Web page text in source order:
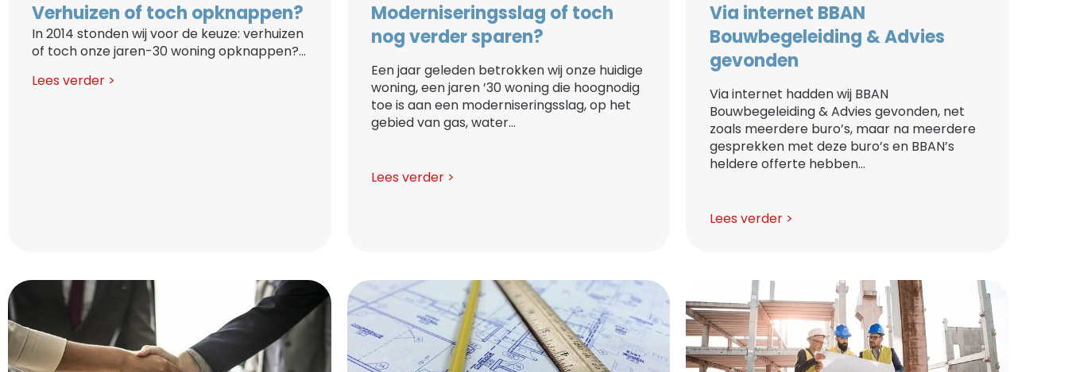
Verhuizen of toch opknappen?
In 2014 stonden wij voor de keuze: verhuizen
of toch onze jaren-30 woning opknappen?...
Lees verder >
Moderniseringsslag of toch
nog verder sparen?
Een jaar geleden betrokken wij onze huidige
woning, een jaren ’30 woning die hoognodig
toe is aan een moderniseringsslag, op het
gebied van gas, water...
Lees verder >
Via internet BBAN
Bouwbegeleiding & Advies
gevonden
Via internet hadden wij BBAN
Bouwbegeleiding & Advies gevonden, net
zoals meerdere buro’s, maar na meerdere
gesprekken met deze buro’s en BBAN’s
heldere offerte hebben...
Lees verder >